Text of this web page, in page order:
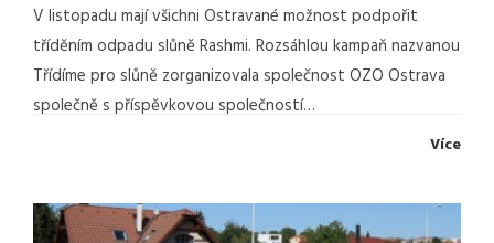
V listopadu mají všichni Ostravané možnost podpořit
tříděním odpadu slůně Rashmi. Rozsáhlou kampaň nazvanou
Třídíme pro slůně zorganizovala společnost OZO Ostrava
společně s příspěvkovou společností…
Více